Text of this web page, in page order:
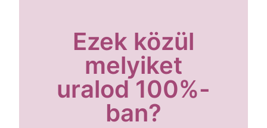
Ezek közül
melyiket
uralod 100%-
ban?